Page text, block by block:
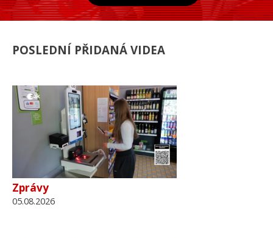
POSLEDNÍ PŘIDANÁ VIDEA
Zprávy
05.08.2026